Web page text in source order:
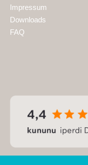
Impressum
Downloads
FAQ